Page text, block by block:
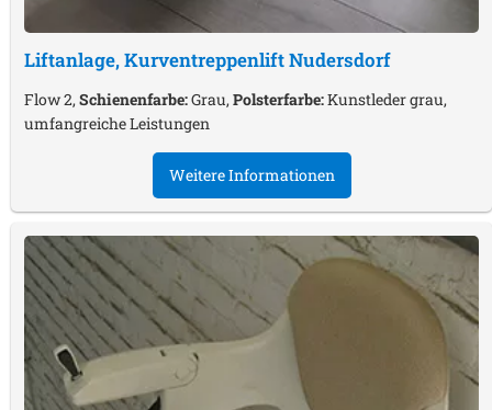
Liftanlage, KurventreppenliftNudersdorf
Flow 2,Schienenfarbe:Grau,Polsterfarbe:Kunstleder grau,
umfangreiche Leistungen
Weitere Informationen